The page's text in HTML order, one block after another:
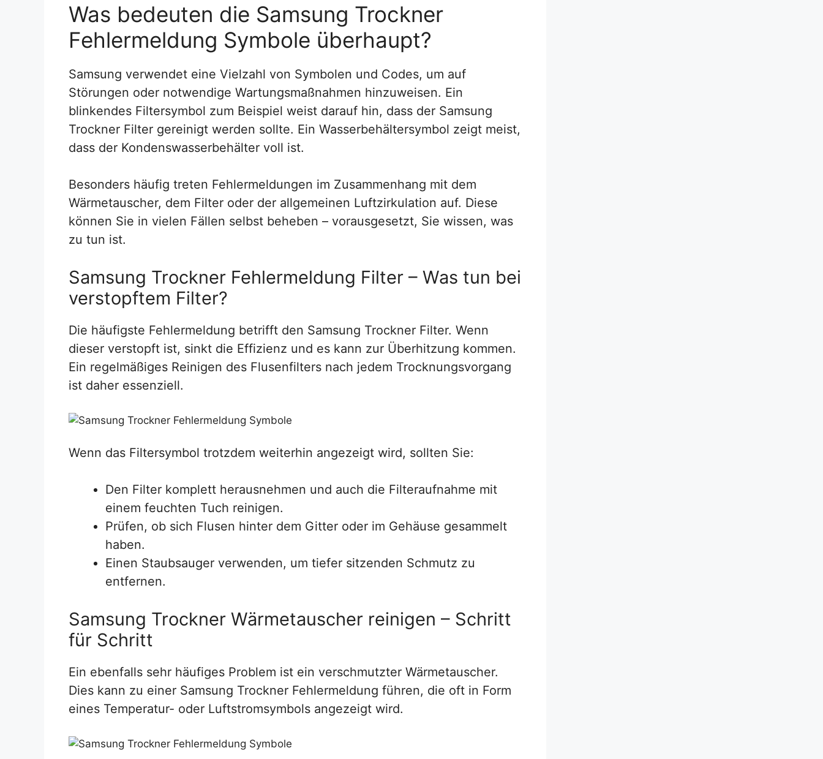
Was bedeuten die Samsung Trockner
Fehlermeldung Symbole überhaupt?
Samsung verwendet eine Vielzahl von Symbolen und Codes, um auf
Störungen oder notwendige Wartungsmaßnahmen hinzuweisen. Ein
blinkendes Filtersymbol zum Beispiel weist darauf hin, dass der Samsung
Trockner Filter gereinigt werden sollte. Ein Wasserbehältersymbol zeigt meist,
dass der Kondenswasserbehälter voll ist.
Besonders häufig treten Fehlermeldungen im Zusammenhang mit dem
Wärmetauscher, dem Filter oder der allgemeinen Luftzirkulation auf. Diese
können Sie in vielen Fällen selbst beheben – vorausgesetzt, Sie wissen, was
zu tun ist.
Samsung Trockner Fehlermeldung Filter – Was tun bei
verstopftem Filter?
Die häufigste Fehlermeldung betrifft den Samsung Trockner Filter. Wenn
dieser verstopft ist, sinkt die Effizienz und es kann zur Überhitzung kommen.
Ein regelmäßiges Reinigen des Flusenfilters nach jedem Trocknungsvorgang
ist daher essenziell.
Wenn das Filtersymbol trotzdem weiterhin angezeigt wird, sollten Sie:
Den Filter komplett herausnehmen und auch die Filteraufnahme mit
einem feuchten Tuch reinigen.
Prüfen, ob sich Flusen hinter dem Gitter oder im Gehäuse gesammelt
haben.
Einen Staubsauger verwenden, um tiefer sitzenden Schmutz zu
entfernen.
Samsung Trockner Wärmetauscher reinigen – Schritt
für Schritt
Ein ebenfalls sehr häufiges Problem ist ein verschmutzter Wärmetauscher.
Dies kann zu einer Samsung Trockner Fehlermeldung führen, die oft in Form
eines Temperatur- oder Luftstromsymbols angezeigt wird.